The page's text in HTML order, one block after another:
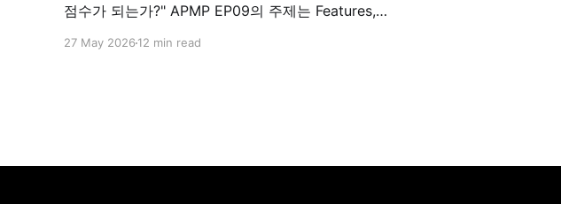
점수가 되는가?" APMP EP09의 주제는 Features,
서 Theme Statement를 다뤘다면, 이번 EP09는 그
27 May 2026 12 min read